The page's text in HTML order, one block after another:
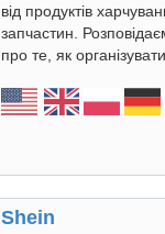
від продуктів
запчастин.
про те, як
Shein